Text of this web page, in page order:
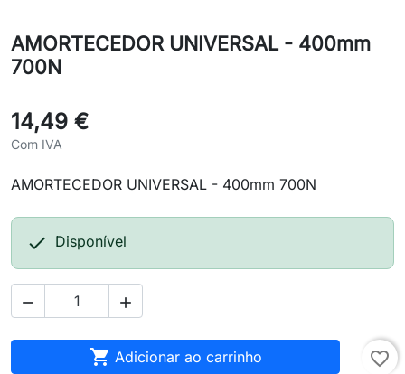
AMORTECEDOR UNIVERSAL - 400mm
700N
14,49 €
Com IVA
AMORTECEDOR UNIVERSAL - 400mm 700N
 Disponível
 
 Adicionar ao carrinho favorite_border